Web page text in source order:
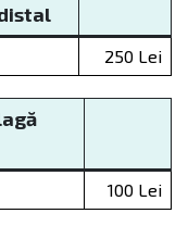
250 Lei
100 Lei